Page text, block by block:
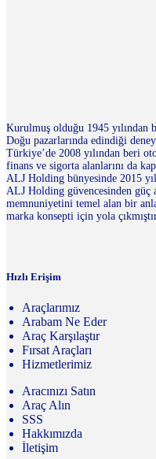
Kurulmuş olduğu 1945 yılından
Doğu pazarlarında edindiği
Türkiye’de 2008 yılından beri
finans ve sigorta alanlarını da
ALJ Holding bünyesinde 2015
ALJ Holding güvencesinden güç
memnuniyetini temel alan bir
marka konsepti için yola
Hızlı Erişim
Araçlarımız
Arabam Ne Eder
Araç Karşılaştır
Fırsat Araçları
Hizmetlerimiz
Aracınızı Satın
Araç Alın
SSS
Hakkımızda
İletişim